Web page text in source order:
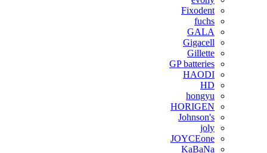
Fixodent
fuchs
GALA
Gigacell
Gillette
GP batteries
HAODI
HD
hongyu
HORIGEN
Johnson's
joly
JOYCEone
KaBaNa